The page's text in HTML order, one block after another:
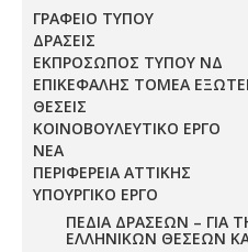
ΓΡΑΦΕΙΟ ΤΥΠΟΥ
ΔΡΑΣΕΙΣ
ΕΚΠΡΟΣΩΠΟΣ ΤΥΠΟΥ ΝΔ
ΕΠΙΚΕΦΑΛΗΣ ΤΟΜΕΑ
ΘΕΣΕΙΣ
ΚΟΙΝΟΒΟΥΛΕΥΤΙΚΟ ΕΡΓΟ
ΝΕΑ
ΠΕΡΙΦΕΡΕΙΑ ΑΤΤΙΚΗΣ
ΥΠΟΥΡΓΙΚΟ ΕΡΓΟ
ΠΕΔΊΑ ΔΡΆΣΕΩΝ –
ΕΛΛΗΝΙΚΏΝ ΘΈΣΕΩΝ